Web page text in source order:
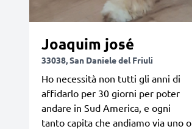
Joaquim josé
33038, San Daniele del Friuli
Ho necessità non tutti gli anni di
affidarlo per 30 giorni per poter
andare in Sud America, e ogni
tanto capita che andiamo via uno o